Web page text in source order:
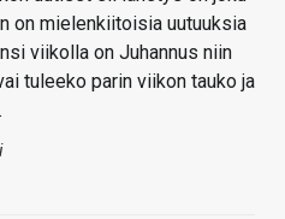
on mielenkiitoisia uutuuksia
viikolla on Juhannus niin
tuleeko parin viikon tauko ja